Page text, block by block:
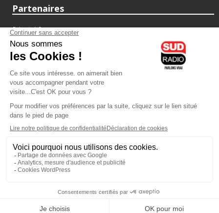
Partenaires
fiducial.fr
lyoncapitale.fr
olympique-et-lyonnais.com
L'application Iphone / Android
Téléchargez l'application
Les cookies
Gestion des cookies
Crédit photos : ©Sud Radio / Pierre Olivier
Noémie Halioua
Laurence Péraud